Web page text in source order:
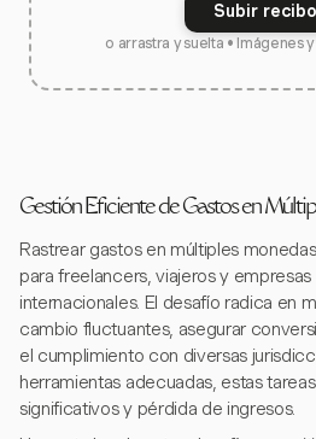
Subir
o arrastra y suelta • Imágenes y
Gestión Eficiente de Gastos en
Rastrear gastos en múltiples
para freelancers, viajeros y
internacionales. El desafío radica en
cambio fluctuantes, asegurar
el cumplimiento con diversas
herramientas adecuadas, estas
significativos y pérdida de ingresos.